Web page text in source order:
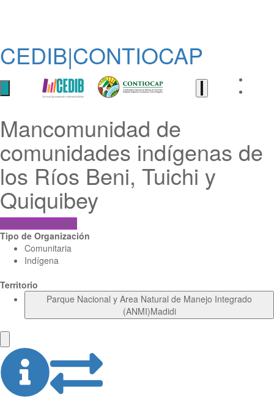
CEDIB|CONTIOCAP
Mancomunidad de
comunidades indígenas de
los Ríos Beni, Tuichi y
Quiquibey
ORGANIZACIONES
Tipo de Organización
Comunitaria
Indígena
Territorio
Parque Nacional y Area Natural de Manejo Integrado
(ANMI)Madidi